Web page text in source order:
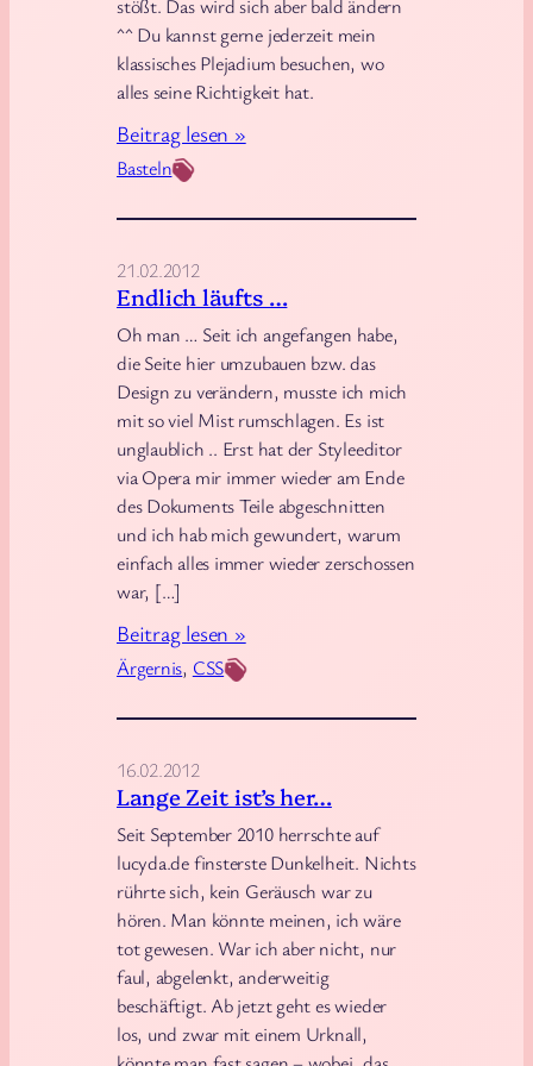
e
A
k
t
i
t
e
n
.
.
^
^
Basteln
stößt. Das wird sich aber bald ändern
^^ Du kannst gerne jederzeit mein
klassisches Plejadium besuchen, wo
alles seine Richtigkeit hat.
Beitrag lesen »:
u
t
e
l
l
e
.
.
Ärgernis, CSS
21.02.2012
Endlich läufts …
Oh man … Seit ich angefangen habe,
die Seite hier umzubauen bzw. das
Design zu verändern, musste ich mich
mit so viel Mist rumschlagen. Es ist
unglaublich .. Erst hat der Styleeditor
via Opera mir immer wieder am Ende
des Dokuments Teile abgeschnitten
und ich hab mich gewundert, warum
einfach alles immer wieder zerschossen
war, […]
Beitrag lesen »:
E
d
i
c
h
l
ä
u
f
t
s
16.02.2012
Lange Zeit ist’s her…
Seit September 2010 herrschte auf
lucyda.de finsterste Dunkelheit. Nichts
rührte sich, kein Geräusch war zu
hören. Man könnte meinen, ich wäre
tot gewesen. War ich aber nicht, nur
faul, abgelenkt, anderweitig
beschäftigt. Ab jetzt geht es wieder
los, und zwar mit einem Urknall,